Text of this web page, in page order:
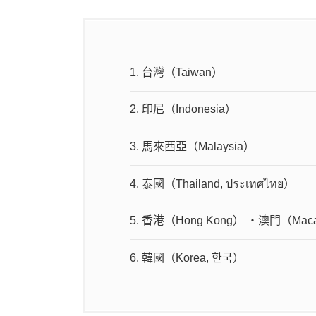
1. 台灣（Taiwan）
2. 印尼（Indonesia）
3. 馬來西亞（Malaysia）
4. 泰國（Thailand, ประเทศไทย）
5. 香港（Hong Kong） ・澳門（
6. 韓國（Korea, 한국）